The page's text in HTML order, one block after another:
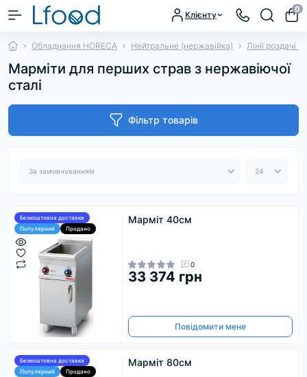
Клієнту
0
Обладнання HORECA Нейтральне (нержавійка) Лінії роздачі
Марміти для перших страв з нержавіючої
сталі
Фільтр товарів
Безкоштовна доставка
Популярний
Продано
Марміт 40см
0
33 374 грн
Повідомити мене
Безкоштовна доставка
Популярний
Продано
Марміт 80см